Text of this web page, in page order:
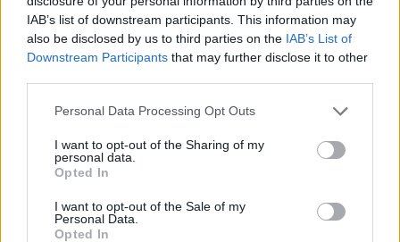
IAB’s list of downstream participants. This information may
also be disclosed by us to third parties on the IAB’s List of
Downstream Participants that may further disclose it to other
Please note that this website/app uses one or more Google
not limited to your visit or usage behaviour. You may click to
grant or deny consent to Google and its third-party tags to
use your data for below specified purposes in below Google
consent section.
Personal Data Processing Opt Outs
I want to opt-out of the Sharing of my
personal data.
Opted In
I want to opt-out of the Sale of my
Personal Data.
Opted In
03.03.2023 10:20
Τάνια